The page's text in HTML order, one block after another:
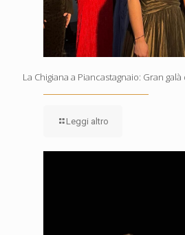
La Chigiana a Piancastagnaio: Gran galà
Leggi altro